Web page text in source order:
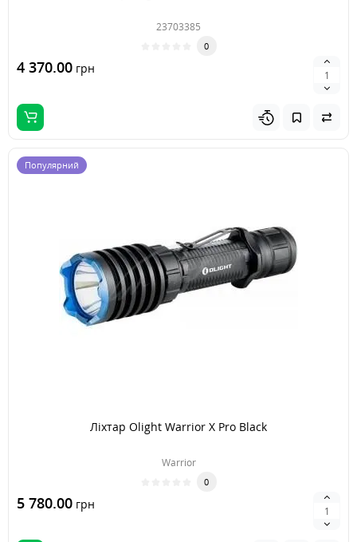
23703385
0
4 370.00 грн
Популярний
Ліхтар Olight Warrior X Pro Black
Warrior
0
5 780.00 грн